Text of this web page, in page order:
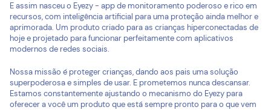
E assim nasceu o Eyezy - app de monitoramento poderoso e rico em
recursos, com inteligência artificial para uma proteção ainda melhor e
aprimorada. Um produto criado para as crianças hiperconectadas de
hoje e projetado para funcionar perfeitamente com aplicativos
modernos de redes sociais.
Nossa missão é proteger crianças, dando aos pais uma solução
superpoderosa e simples de usar. E prometemos nunca descansar.
Estamos constantemente ajustando o mecanismo do Eyezy para
oferecer a você um produto que está sempre pronto para o que vem